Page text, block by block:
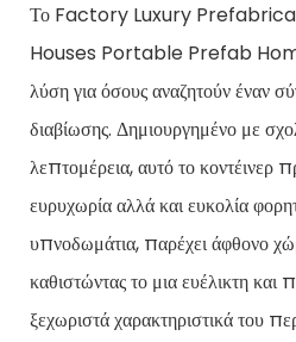
Το Factory Luxury
Houses Portable Prefab Home
λύση για όσους αναζητούν έναν
διαβίωσης. Δημιουργημένο με
λεπτομέρεια, αυτό το κοντέινερ
ευρυχωρία αλλά και ευκολία
υπνοδωμάτια, παρέχει άφθονο
καθιστώντας το μια ευέλικτη και
ξεχωριστά χαρακτηριστικά του